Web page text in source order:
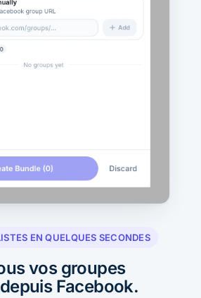
EN QUELQUES SECONDES
vos groupes
Facebook.